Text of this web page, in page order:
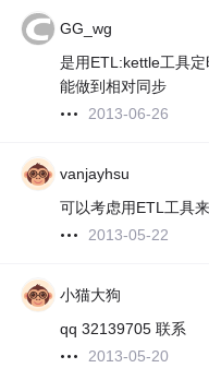
GG_wg
是用ETL:kettle工具
能做到相对同步
2013-06-26
vanjayhsu
可以考虑用ETL工具
2013-05-22
小猫大狗
qq 32139705 联系
2013-05-20